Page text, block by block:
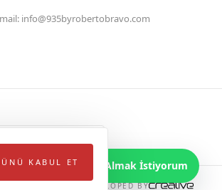
: info@935byrobertobravo.com
DEVELOPED BY
Bilgi Almak İstiyorum
KABUL ET